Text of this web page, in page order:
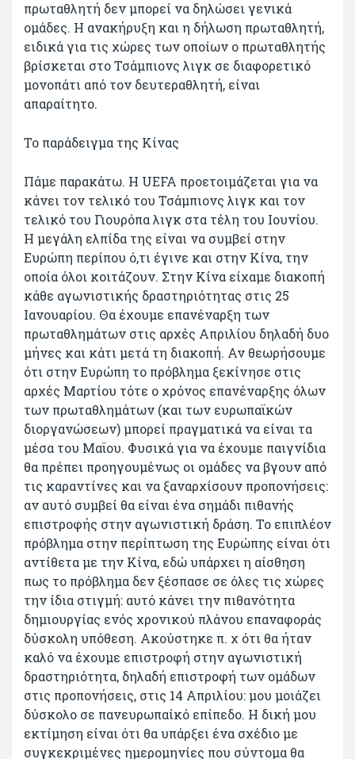
πρωταθλητή δεν μπορεί να δηλώσει γενικά
ομάδες. Η ανακήρυξη και η δήλωση πρωταθλητή,
ειδικά για τις χώρες των οποίων ο πρωταθλητής
βρίσκεται στο Τσάμπιονς λιγκ σε διαφορετικό
μονοπάτι από τον δευτεραθλητή, είναι
απαραίτητο.
Το παράδειγμα της Κίνας
Πάμε παρακάτω. Η UEFA προετοιμάζεται για να
κάνει τον τελικό του Τσάμπιονς λιγκ και τον
τελικό του Γιουρόπα λιγκ στα τέλη του Ιουνίου.
Η μεγάλη ελπίδα της είναι να συμβεί στην
Ευρώπη περίπου ό,τι έγινε και στην Κίνα, την
οποία όλοι κοιτάζουν. Στην Κίνα είχαμε διακοπή
κάθε αγωνιστικής δραστηριότητας στις 25
Ιανουαρίου. Θα έχουμε επανέναρξη των
πρωταθλημάτων στις αρχές Απριλίου δηλαδή δυο
μήνες και κάτι μετά τη διακοπή. Αν θεωρήσουμε
ότι στην Ευρώπη το πρόβλημα ξεκίνησε στις
αρχές Μαρτίου τότε ο χρόνος επανέναρξης όλων
των πρωταθλημάτων (και των ευρωπαϊκών
διοργανώσεων) μπορεί πραγματικά να είναι τα
μέσα του Μαϊου. Φυσικά για να έχουμε παιγνίδια
θα πρέπει προηγουμένως οι ομάδες να βγουν από
τις καραντίνες και να ξαναρχίσουν προπονήσεις:
αν αυτό συμβεί θα είναι ένα σημάδι πιθανής
επιστροφής στην αγωνιστική δράση. Το επιπλέον
πρόβλημα στην περίπτωση της Ευρώπης είναι ότι
αντίθετα με την Κίνα, εδώ υπάρχει η αίσθηση
πως το πρόβλημα δεν ξέσπασε σε όλες τις χώρες
την ίδια στιγμή: αυτό κάνει την πιθανότητα
δημιουργίας ενός χρονικού πλάνου επαναφοράς
δύσκολη υπόθεση. Ακούστηκε π. χ ότι θα ήταν
καλό να έχουμε επιστροφή στην αγωνιστική
δραστηριότητα, δηλαδή επιστροφή των ομάδων
στις προπονήσεις, στις 14 Απριλίου: μου μοιάζει
δύσκολο σε πανευρωπαίκό επίπεδο. Η δική μου
εκτίμηση είναι ότι θα υπάρξει ένα σχέδιο με
συγκεκριμένες ημερομηνίες που σύντομα θα